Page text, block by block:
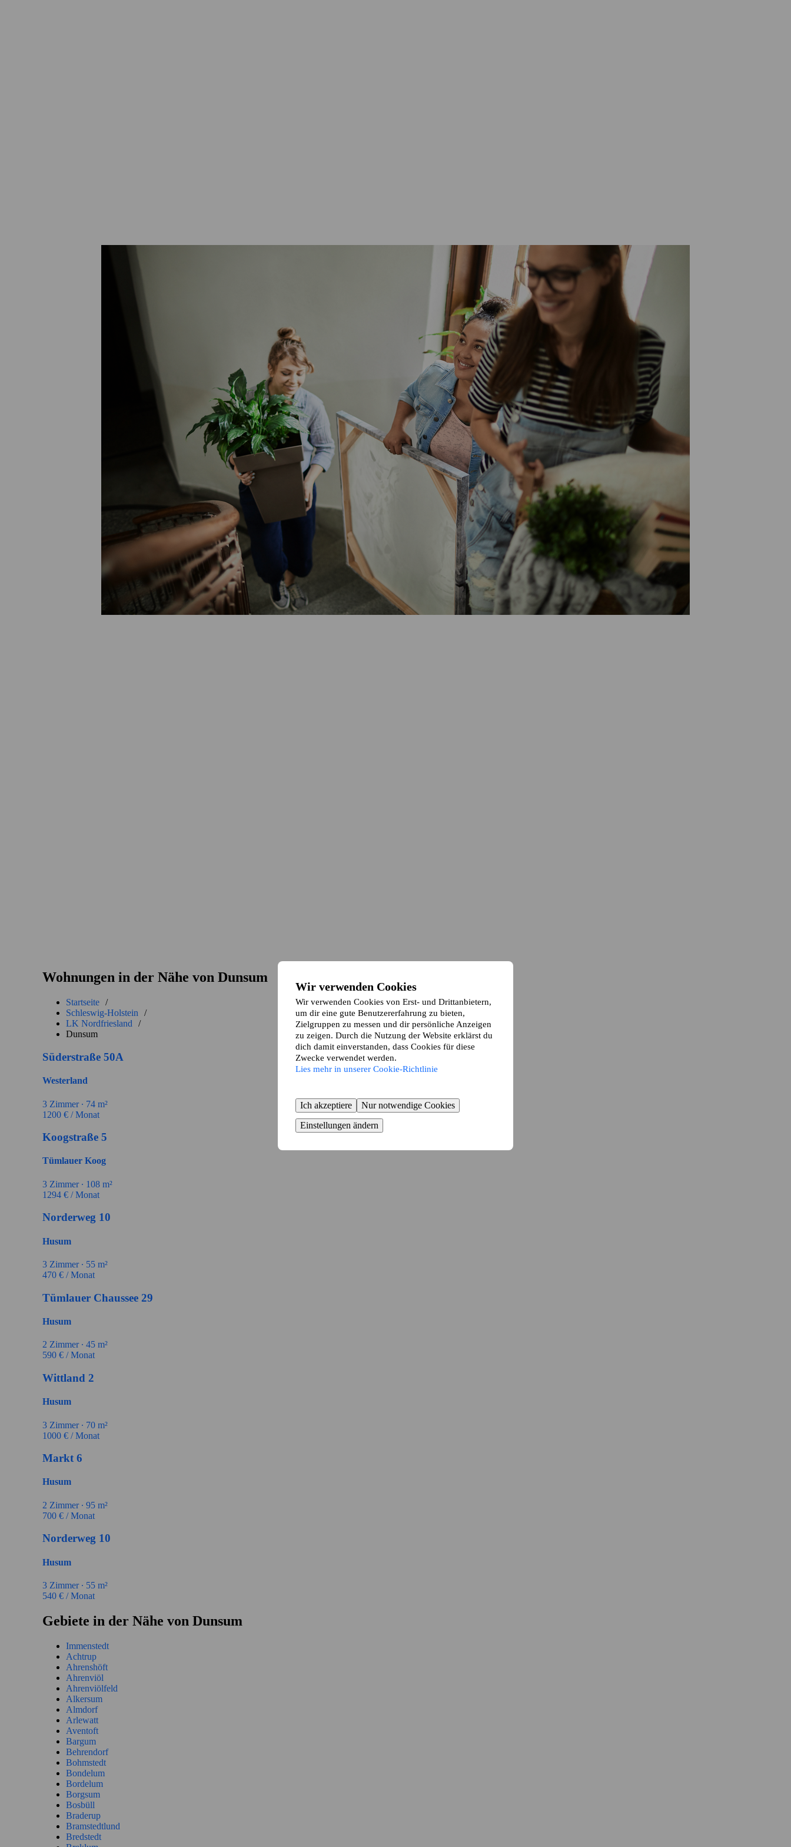
Wir verwenden Cookies
Wir verwenden Cookies von Erst- und Drittanbietern,
um dir eine gute Benutzererfahrung zu bieten,
Zielgruppen zu messen und dir persönliche Anzeigen
zu zeigen. Durch die Nutzung der Website erklärst du
dich damit einverstanden, dass Cookies für diese
Zwecke verwendet werden.
Lies mehr in unserer Cookie-Richtlinie
Ich akzeptiere
Nur notwendige Cookies
Einstellungen ändern
Wohnungen in der Nähe von Dunsum
Startseite /
Schleswig-Holstein
/
LK Nordfriesland
/
Dunsum
Süderstraße 50A
Westerland
3 Zimmer ∙ 74 m²
1200 € / Monat
Koogstraße 5
Tümlauer Koog
3 Zimmer ∙ 108 m²
1294 € / Monat
Norderweg 10
Husum
3 Zimmer ∙ 55 m²
470 € / Monat
Tümlauer Chaussee 29
Husum
2 Zimmer ∙ 45 m²
590 € / Monat
Wittland 2
Husum
3 Zimmer ∙ 70 m²
1000 € / Monat
Markt 6
Husum
2 Zimmer ∙ 95 m²
700 € / Monat
Norderweg 10
Husum
3 Zimmer ∙ 55 m²
540 € / Monat
Gebiete in der Nähe von Dunsum
Immenstedt
Achtrup
Ahrenshöft
Ahrenviöl
Ahrenviölfeld
Alkersum
Almdorf
Arlewatt
Aventoft
Bargum
Behrendorf
Bohmstedt
Bondelum
Bordelum
Borgsum
Bosbüll
Braderup
Bramstedtlund
Bredstedt